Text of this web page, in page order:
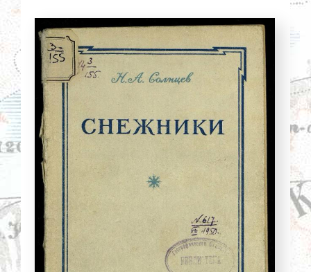
О нас
Контакты
Партнеры